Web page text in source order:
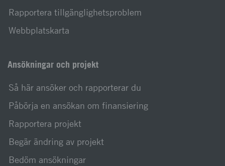
Rapportera tillgänglighetsproblem
Webbplatskarta
Ansökningar och projekt
Så här ansöker och rapporterar du
Påbörja en ansökan om finansiering
Rapportera projekt
Begär ändring av projekt
Bedöm ansökningar